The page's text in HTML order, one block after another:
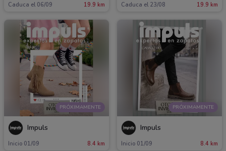
Caduca el 06/09 19.9 km Caduca el 23/08 19.9 km
PRÓXIMAMENTE
Impuls
Inicio 01/09 8.4 km
PRÓXIMAMENTE
Impuls
Inicio 01/09 8.4 km